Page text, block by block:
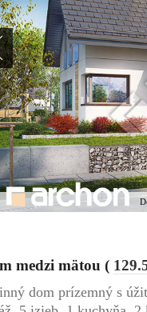
medzi mätou (
dom prízemný s